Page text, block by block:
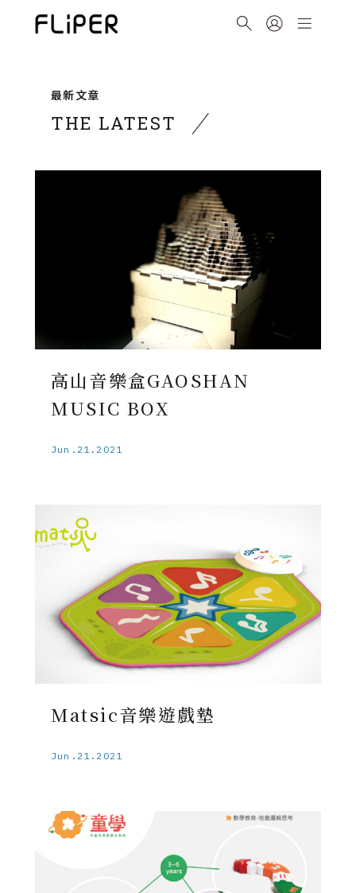
最新文章
THE LATEST
高山音樂盒GAOSHAN
MUSIC BOX
Jun.21.2021
Matsic音樂遊戲墊
Jun.21.2021